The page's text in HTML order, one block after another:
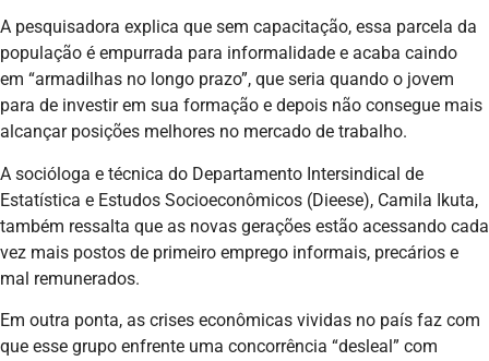
A pesquisadora explica que sem capacitação, essa parcela da
população é empurrada para informalidade e acaba caindo
em “armadilhas no longo prazo”, que seria quando o jovem
para de investir em sua formação e depois não consegue mais
alcançar posições melhores no mercado de trabalho.
A socióloga e técnica do Departamento Intersindical de
Estatística e Estudos Socioeconômicos (Dieese), Camila Ikuta,
também ressalta que as novas gerações estão acessando cada
vez mais postos de primeiro emprego informais, precários e
mal remunerados.
Em outra ponta, as crises econômicas vividas no país faz com
que esse grupo enfrente uma concorrência “desleal” com